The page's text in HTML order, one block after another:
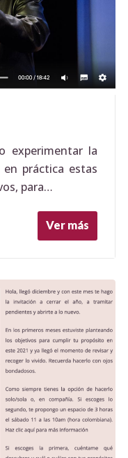
experimentar la
práctica estas
para…
Ver más